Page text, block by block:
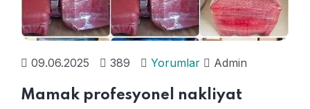
09.06.2025 389 Yorumlar Admin
Mamak profesyonel nakliyat